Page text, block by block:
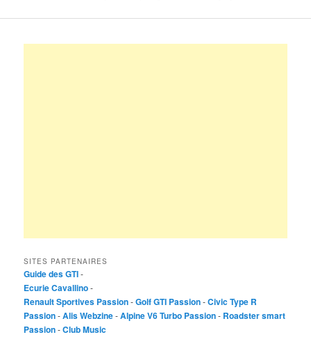
SITES PARTENAIRES
Guide des GTI-
Ecurie Cavallino-
Renault Sportives Passion-Golf GTI Passion-Civic Type R
Passion-Alis Webzine-Alpine V6 Turbo Passion- Roadster smart
Passion-Club Music